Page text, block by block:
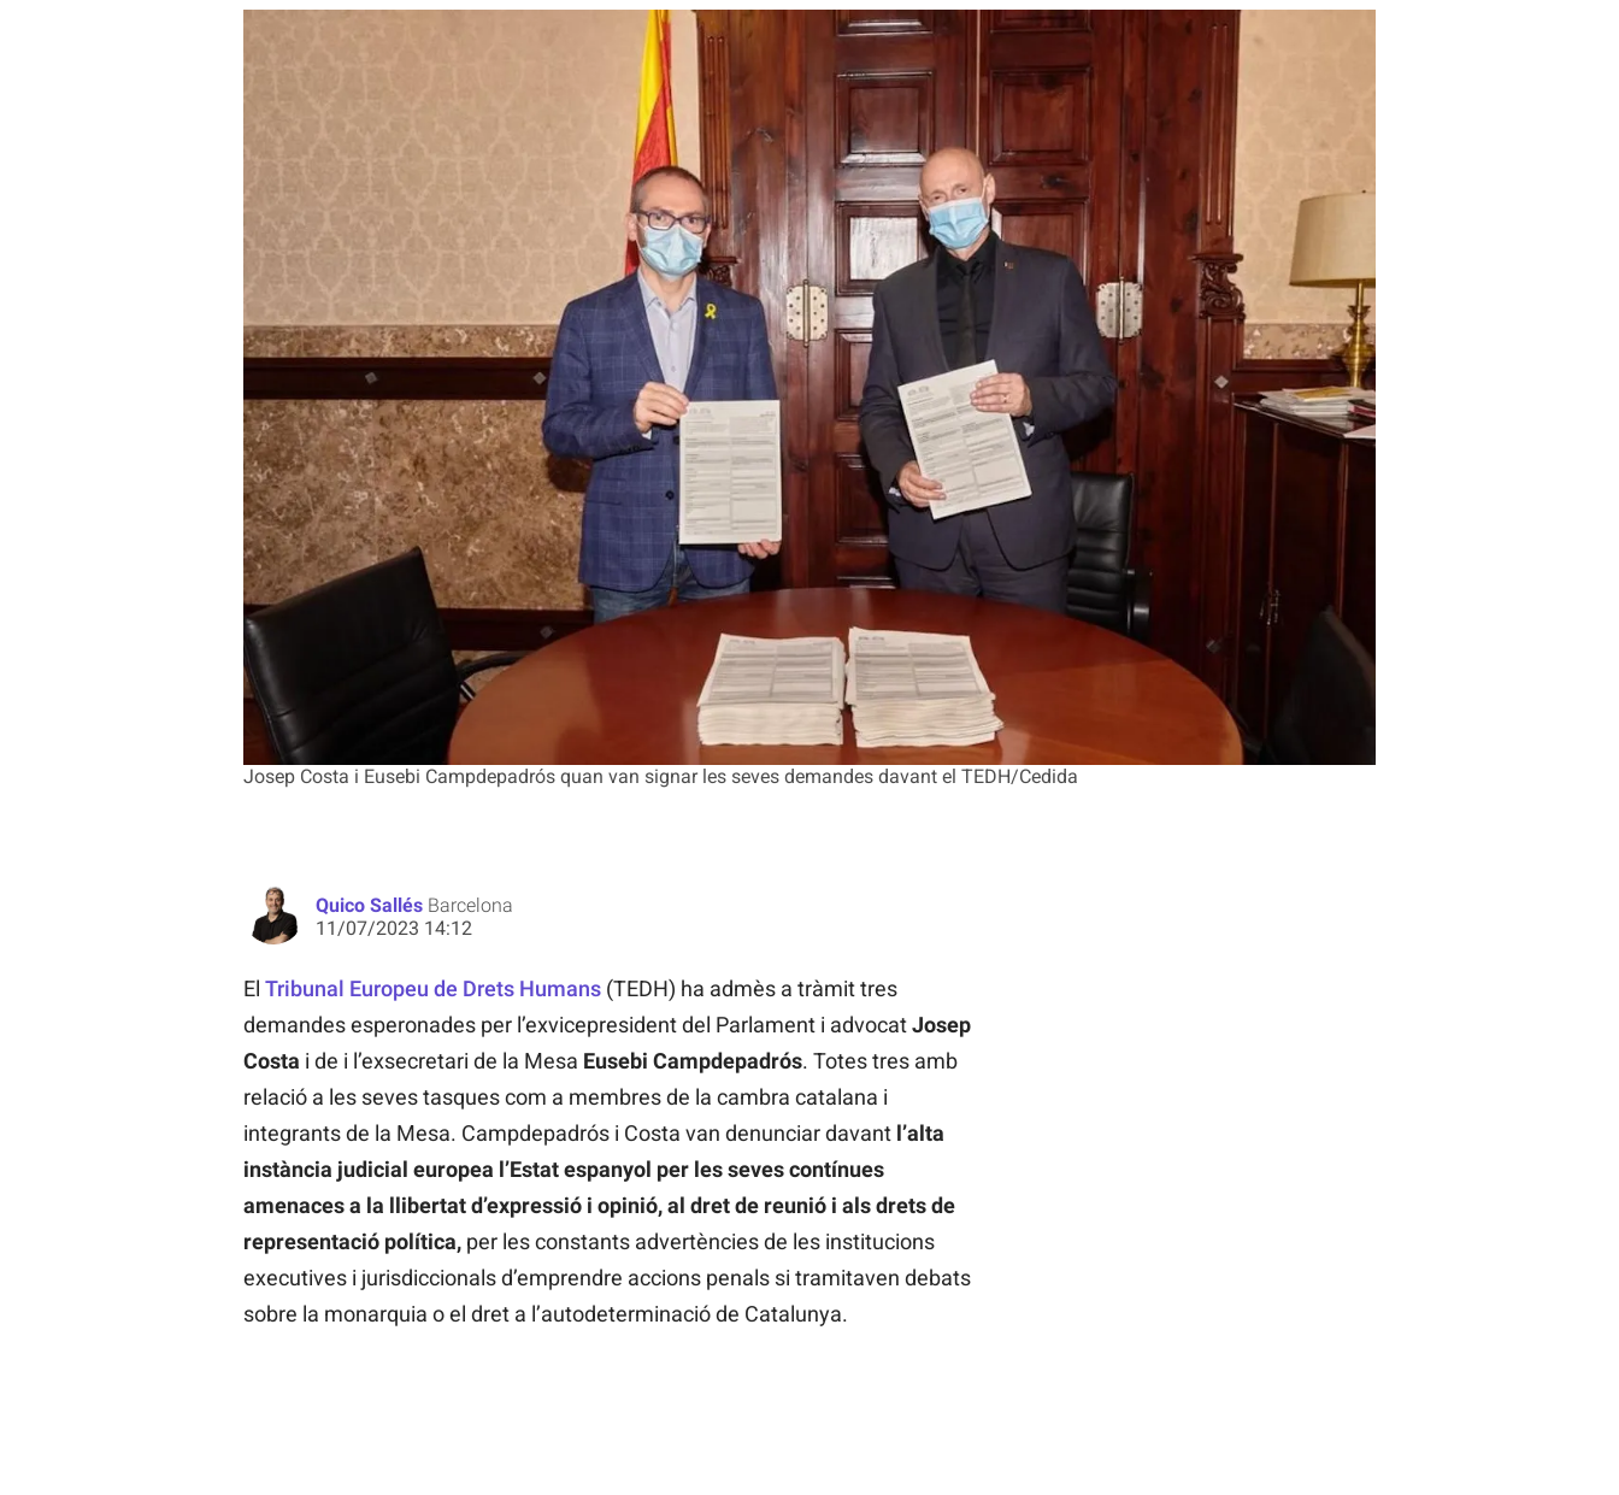
Josep Costa i Eusebi Campdepadrós quan van signar les seves demandes davant el TEDH/Cedida
Quico Sallés Barcelona
11/07/2023 14:12
El Tribunal Europeu de Drets Humans(TEDH) ha admès a tràmit tres
demandes esperonades per l’exvicepresident del Parlament i advocatJosep
Costa i de i l’exsecretari de la Mesa Eusebi Campdepadrós. Totes tres amb
relació a les seves tasques com a membres de la cambra catalana i
integrants de la Mesa. Campdepadrós i Costa van denunciar davant l’alta
instància judicial europea l’Estat espanyol per les seves contínues
amenaces a la llibertat d’expressió i opinió, al dret de reunió i als drets de
representació política, per les constants advertències de les institucions
executives i jurisdiccionals d’emprendre accions penals si tramitaven debats
sobre la monarquia o el dret a l’autodeterminació de Catalunya.